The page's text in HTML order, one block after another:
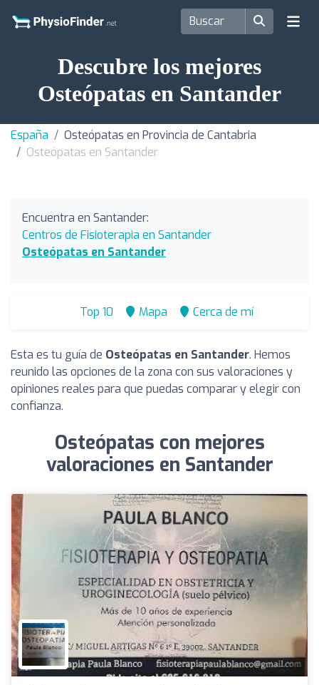
Descubre los mejores
Osteópatas en Santander
España
Osteópatas en Provincia de Cantabria
Osteópatas en Santander
Encuentra en Santander:
Centros de Fisioterapia en Santander
Osteópatas en Santander
Top 10 Mapa Cerca de mí
Esta es tu guía de Osteópatas en Santander. Hemos
reunido las opciones de la zona con sus valoraciones y
opiniones reales para que puedas comparar y elegir con
confianza.
Osteópatas con mejores
valoraciones en Santander